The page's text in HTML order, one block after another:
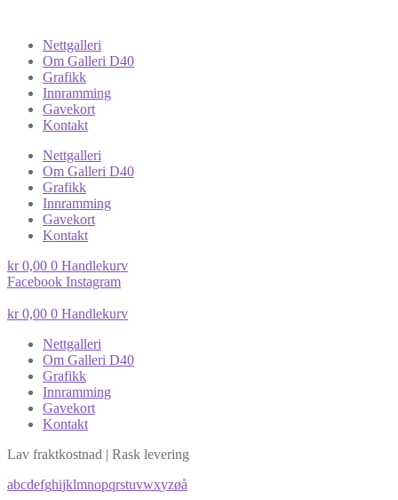
Nettgalleri
Om Galleri D40
Grafikk
Innramming
Gavekort
Kontakt
Nettgalleri
Om Galleri D40
Grafikk
Innramming
Gavekort
Kontakt
kr0,00 0 Handlekurv
Facebook Instagram
kr0,00 0 Handlekurv
Nettgalleri
Om Galleri D40
Grafikk
Innramming
Gavekort
Kontakt
Lav fraktkostnad | Rask levering
abcdefghijklmnopqrstuvwxyzøå